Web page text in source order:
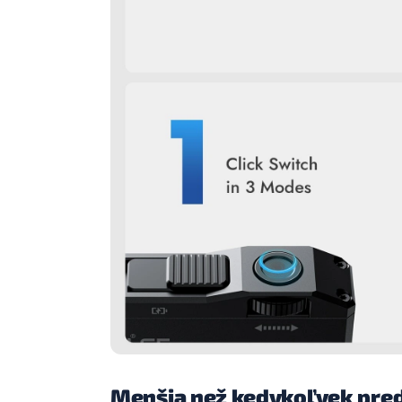
Menšia než kedykoľvek